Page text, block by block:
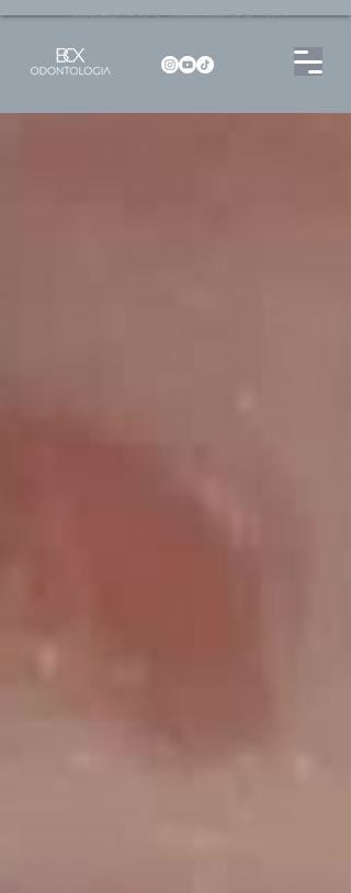
Dentista no Brooklin | São Paulo | SP Atendimento particular Rua Pitu, 72, Sala 65